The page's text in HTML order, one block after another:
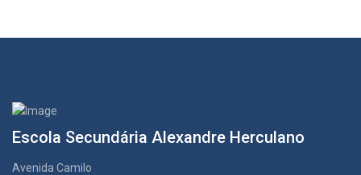
Escola Secundária Alexandre Herculano
Avenida Camilo